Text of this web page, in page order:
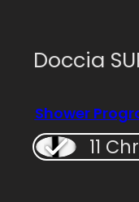
Doccia
Shower